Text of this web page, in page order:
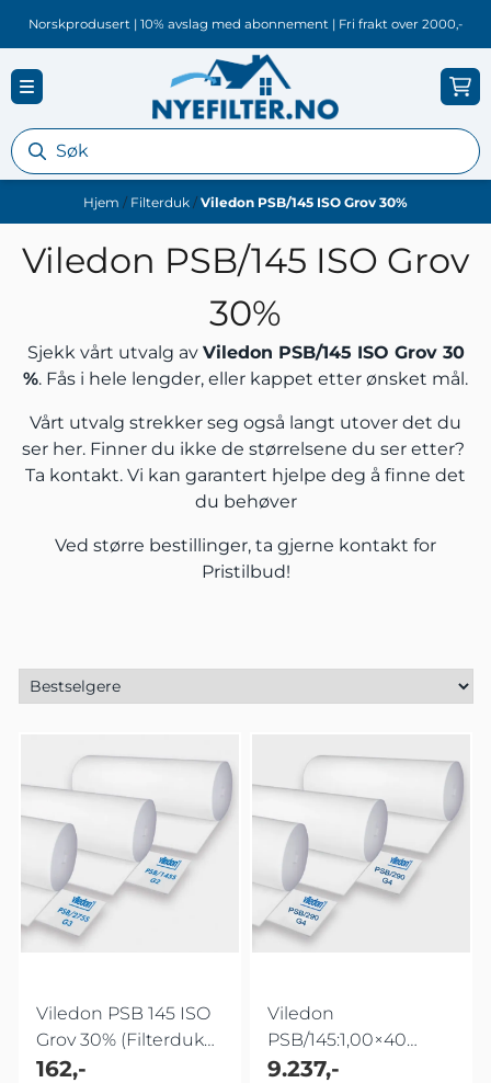
Hopp til innhold
Norskprodusert | 10% avslag med abonnement | Fri frakt over 2000,-
Hjem / Filterduk / Viledon PSB/145 ISO Grov 30%
Viledon PSB/145 ISO Grov
30%
Sjekk vårt utvalg av Viledon PSB/145 ISO Grov 30
%. Fås i hele lengder, eller kappet etter ønsket mål.
Vårt utvalg strekker seg også langt utover det du
ser her. Finner du ikke de størrelsene du ser etter?
Ta kontakt. Vi kan garantert hjelpe deg å finne det
du behøver
Ved større bestillinger, ta gjerne kontakt for
Pristilbud!
Viledon PSB 145 ISO
Grov 30% (Filterduk
500x500)
162,-
Viledon
PSB/145:1,00×40
meter
9.237,-